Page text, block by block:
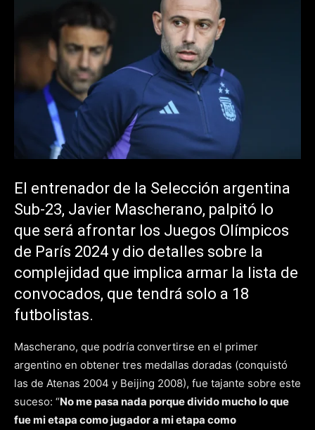
El entrenador de la Selección argentina
Sub-23, Javier Mascherano, palpitó lo
que será afrontar los Juegos Olímpicos
de París 2024 y dio detalles sobre la
complejidad que implica armar la lista de
convocados, que tendrá solo a 18
futbolistas.
Mascherano, que podría convertirse en el primer
argentino en obtener tres medallas doradas (conquistó
las de Atenas 2004 y Beijing 2008), fue tajante sobre este
suceso: “No me pasa nada porque divido mucho lo que
fue mi etapa como jugador a mi etapa como